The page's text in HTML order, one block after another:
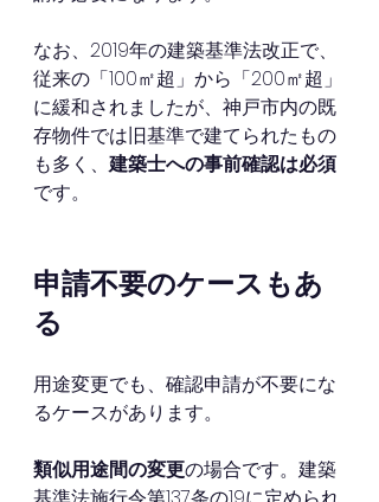
なお、2019年の建築基準法改正で、
従来の「100㎡超」から「200㎡超」
に緩和されましたが、神戸市内の既
存物件では旧基準で建てられたもの
も多く、建築士への事前確認は必須
です。
申請不要のケースもあ
る
用途変更でも、確認申請が不要にな
るケースがあります。
類似用途間の変更の場合です。建築